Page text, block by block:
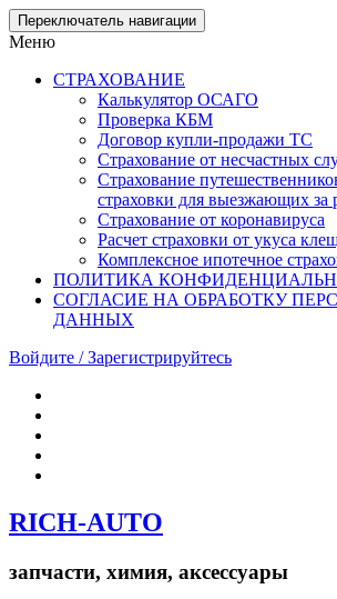
Skip
to
content
Переключатель навигации
Меню
СТРАХОВАНИЕ
Калькулятор ОСАГО
Проверка КБМ
Договор купли-продажи ТС
Страхование от несчастных
Страхование
страховки для выезжающих за
Страхование от коронавируса
Расчет страховки от укуса
Комплексное ипотечное
ПОЛИТИКА
СОГЛАСИЕ НА ОБРАБОТКУ
ДАННЫХ
Войдите / Зарегистрируйтесь
RICH-AUTO
запчасти, химия, аксессуары